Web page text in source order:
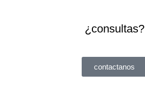
¿consultas?
contactanos